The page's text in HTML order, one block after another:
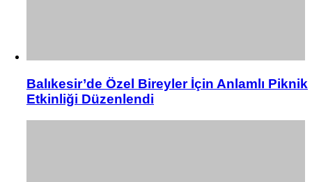
Balıkesir’de Özel Bireyler İçin Anlamlı Piknik
Etkinliği Düzenlendi